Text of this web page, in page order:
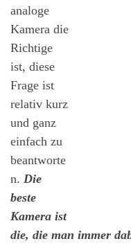
analoge
Kamera die
Richtige
ist, diese
Frage ist
relativ kurz
und ganz
einfach zu
beantworte
n. Die
beste
Kamera ist
die, die man immer